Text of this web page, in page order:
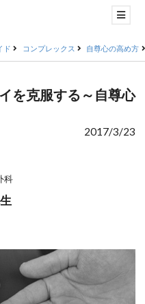
ド コンプレックス 自尊心の高め方
を克服する～自尊心
2017/3/23
科